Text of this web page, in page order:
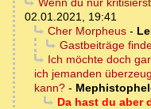
Wenn du nur
02.01.2021, 19:41
Cher Morpheus-
Gastbeiträge
Ich möchte doch
ich jemanden
kann? -
Da hast du aber